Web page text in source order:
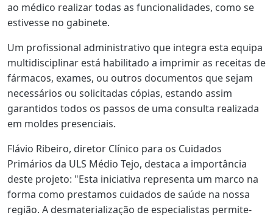
ao médico realizar todas as funcionalidades, como se
estivesse no gabinete.
Um profissional administrativo que integra esta equipa
multidisciplinar está habilitado a imprimir as receitas de
fármacos, exames, ou outros documentos que sejam
necessários ou solicitadas cópias, estando assim
garantidos todos os passos de uma consulta realizada
em moldes presenciais.
Flávio Ribeiro, diretor Clínico para os Cuidados
Primários da ULS Médio Tejo, destaca a importância
deste projeto: "Esta iniciativa representa um marco na
forma como prestamos cuidados de saúde na nossa
região. A desmaterialização de especialistas permite-